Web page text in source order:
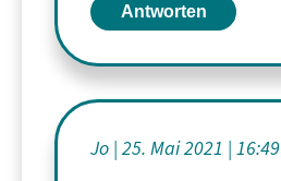
Antworten
Jo 25. Mai 2021 16:49